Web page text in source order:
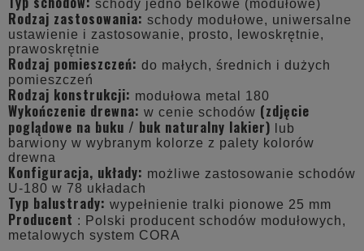
schody jedno belkowe (modułowe)
Rodzaj zastosowania: schody modułowe, uniwersalne
ustawienie i zastosowanie, prosto, lewoskrętnie,
prawoskrętnie
Rodzaj pomieszczeń: do małych, średnich i dużych
pomieszczeń
Rodzaj konstrukcji: modułowa metal 180
Wykończenie drewna: w cenie schodów (zdjęcie
poglądowe na buku / buk naturalny lakier) lub
barwiony w wybranym kolorze z palety kolorów
drewna
Konfiguracja, układy: możliwe zastosowanie schodów
U-180 w 78 układach
Typ balustrady: wypełnienie tralki pionowe 25 mm
Producent : Polski producent schodów modułowych,
metalowych system CORA